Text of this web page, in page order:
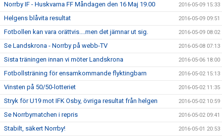
Norrby IF - Huskvarna FF Måndagen den 16 Maj 19.00 2016-05-09 15:33
Helgens blåvita resultat 2016-05-09 09:51
Fotbollen kan vara orättvis....men det jämnar ut sig. 2016-05-09 08:02
Se Landskrona - Norrby på webb-TV 2016-05-08 07:13
Sista träningen innan vi möter Landskrona 2016-05-06 18:00
Fotbollsträning för ensamkommande flyktingbarn 2016-05-02 15:13
Vinsten på 50/50-lotteriet 2016-05-02 11:35
Stryk för U19 mot IFK Osby, övriga resultat från helgen 2016-05-02 10:59
Se Norrbymatchen i repris 2016-05-02 09:41
Stabilt, säkert Norrby! 2016-05-01 20:53